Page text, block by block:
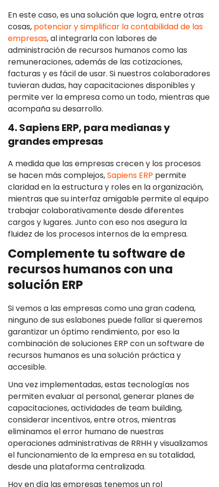
En este caso, es una solución que logra, entre otras
cosas, potenciar y simplificar la contabilidad de las
empresas, al integrarla con labores de
administración de recursos humanos como las
remuneraciones, además de las cotizaciones,
facturas y es fácil de usar. Si nuestros colaboradores
tuvieran dudas, hay capacitaciones disponibles y
permite ver la empresa como un todo, mientras que
acompaña su desarrollo.
4. Sapiens ERP, para medianas y
grandes empresas
A medida que las empresas crecen y los procesos
se hacen más complejos,Sapiens ERP permite
claridad en la estructura y roles en la organización,
mientras que su interfaz amigable permite al equipo
trabajar colaborativamente desde diferentes
cargos y lugares. Junto con eso nos asegura la
fluidez de los procesos internos de la empresa.
Complemente tu software de
recursos humanos con una
solución ERP
Si vemos a las empresas como una gran cadena,
ninguno de sus eslabones puede fallar si queremos
garantizar un óptimo rendimiento, por eso la
combinación de soluciones ERP con un software de
recursos humanos es una solución práctica y
accesible.
Una vez implementadas, estas tecnologías nos
permiten evaluar al personal, generar planes de
capacitaciones, actividades de team building,
considerar incentivos, entre otros, mientras
eliminamos el error humano de nuestras
operaciones administrativas de RRHH y visualizamos
el funcionamiento de la empresa en su totalidad,
desde una plataforma centralizada.
Hoy en día las empresas tenemos un rol